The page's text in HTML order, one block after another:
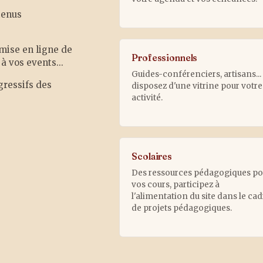
en ligne de
vos events...
des
Professionnels
Guides-conférenciers, artisans...
disposez d'une vitrine pour votre
activité.
Scolaires
Des ressources pédagogiques
vos cours, participez à
l'alimentation du site dans le
de projets pédagogiques.